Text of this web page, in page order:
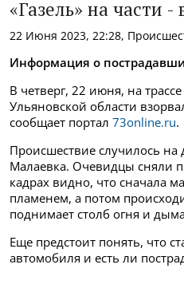
«Газель» на части -
22 Июня 2023, 22:28,
Информация о
В четверг, 22 июня, на
Ульяновской области
сообщает портал 73online.ru.
Происшествие случилось на
Малаевка. Очевидцы сняли
кадрах видно, что сначала
пламенем, а потом
поднимает столб огня и
Еще предстоит понять, что
автомобиля и есть ли